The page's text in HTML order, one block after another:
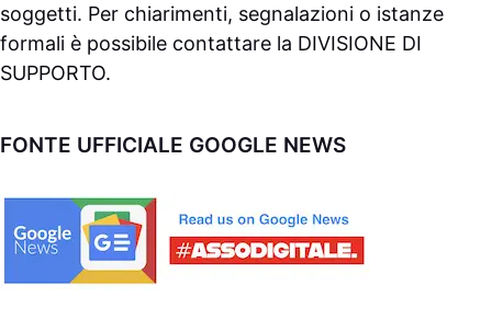
soggetti. Per chiarimenti, segnalazioni o istanze
formali è possibile contattare la DIVISIONE DI
SUPPORTO.
FONTE UFFICIALE GOOGLE NEWS